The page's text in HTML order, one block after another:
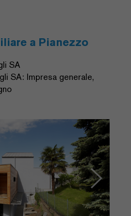
a Pianezzo
SA
SA: Impresa generale,
Next